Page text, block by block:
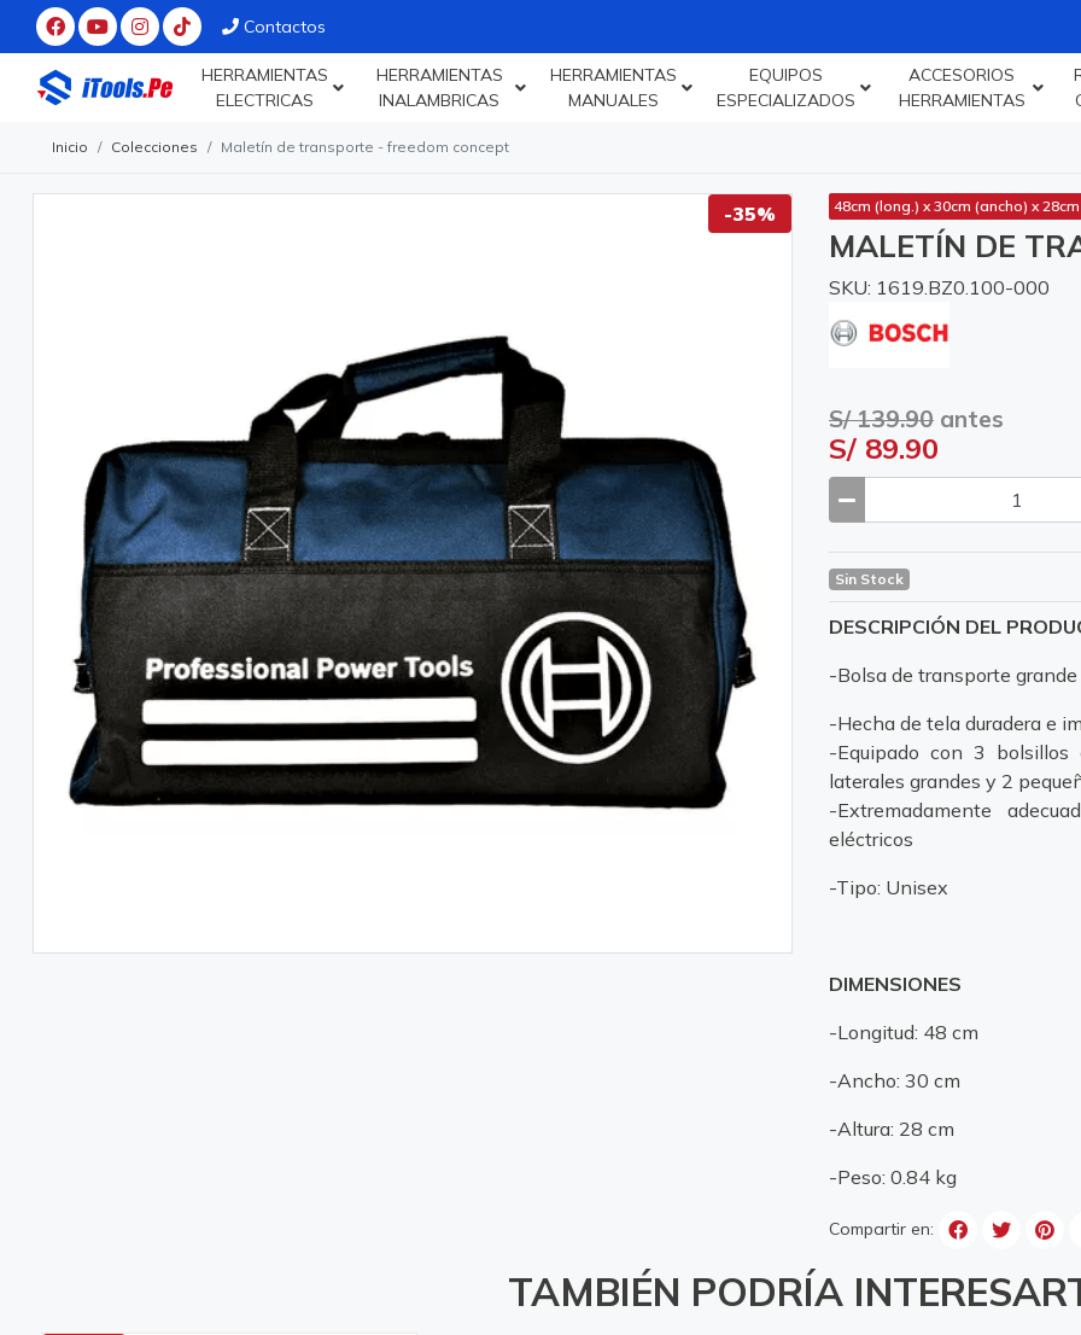
Contactos
HERRAMIENTAS
ELECTRICAS
HERRAMIENTAS
INALAMBRICAS
HERRAMIENTAS
MANUALES
EQUIPOS
ESPECIALIZADOS
ACCESORIOS
HERRAMIENTAS
Inicio Colecciones Maletín de transporte - freedom concept
-35% 48cm (long.) x 30cm (ancho) x
MALETÍN DE
SKU: 1619.BZ0.100-000
S/ 139.90 antes
S/ 89.90
Sin Stock
DESCRIPCIÓN DEL
-Bolsa de transporte
-Hecha de tela duradera e
-Equipado con 3
laterales grandes y 2
-Extremadamente
eléctricos
-Tipo: Unisex
DIMENSIONES
-Longitud: 48 cm
-Ancho: 30 cm
-Altura: 28 cm
-Peso: 0.84 kg
Compartir en:
TAMBIÉN PODRÍA